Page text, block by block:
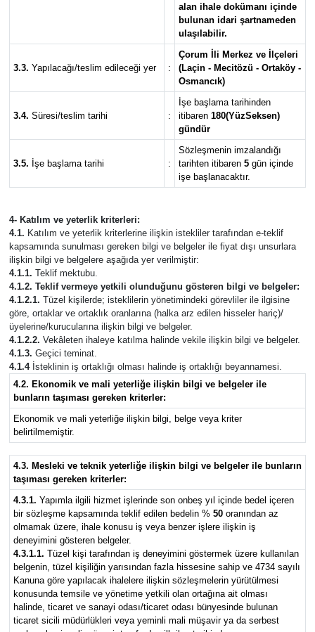
alan ihale dokümanı içinde
bulunan idari şartnameden
ulaşılabilir.
3.3. Yapılacağı/teslim edileceği yer :
Çorum İli Merkez ve İlçeleri
(Laçin - Mecitözü - Ortaköy -
Osmancık)
3.4. Süresi/teslim tarihi :
İşe başlama tarihinden
itibaren 180(YüzSeksen)
gündür
3.5. İşe başlama tarihi :
Sözleşmenin imzalandığı
tarihten itibaren 5gün içinde
işe başlanacaktır.
4- Katılım ve yeterlik kriterleri:
4.1. Katılım ve yeterlik kriterlerine ilişkin istekliler tarafından e-teklif
kapsamında sunulması gereken bilgi ve belgeler ile fiyat dışı unsurlara
ilişkin bilgi ve belgelere aşağıda yer verilmiştir:
4.1.1. Teklif mektubu.
4.1.2. Teklif vermeye yetkili olunduğunu gösteren bilgi ve belgeler:
4.1.2.1. Tüzel kişilerde; isteklilerin yönetimindeki görevliler ile ilgisine
göre, ortaklar ve ortaklık oranlarına (halka arz edilen hisseler hariç)/
üyelerine/kurucularına ilişkin bilgi ve belgeler.
4.1.2.2. Vekâleten ihaleye katılma halinde vekile ilişkin bilgi ve belgeler.
4.1.3. Geçici teminat.
4.1.4İsteklinin iş ortaklığı olması halinde iş ortaklığı beyannamesi.
4.2. Ekonomik ve mali yeterliğe ilişkin bilgi ve belgeler ile
bunların taşıması gereken kriterler:
Ekonomik ve mali yeterliğe ilişkin bilgi, belge veya kriter
belirtilmemiştir.
4.3. Mesleki ve teknik yeterliğe ilişkin bilgi ve belgeler ile bunların
taşıması gereken kriterler:
4.3.1. Yapımla ilgili hizmet işlerinde son onbeş yıl içinde bedel içeren
bir sözleşme kapsamında teklif edilen bedelin % 50oranından az
olmamak üzere, ihale konusu iş veya benzer işlere ilişkin iş
deneyimini gösteren belgeler.
4.3.1.1. Tüzel kişi tarafından iş deneyimini göstermek üzere kullanılan
belgenin, tüzel kişiliğin yarısından fazla hissesine sahip ve 4734 sayılı
Kanuna göre yapılacak ihalelere ilişkin sözleşmelerin yürütülmesi
konusunda temsile ve yönetime yetkili olan ortağına ait olması
halinde, ticaret ve sanayi odası/ticaret odası bünyesinde bulunan
ticaret sicili müdürlükleri veya yeminli mali müşavir ya da serbest
Spor
Turizm
Yaşam
Yayla Haber
Yemek Tarifleri
Yerel Haberler